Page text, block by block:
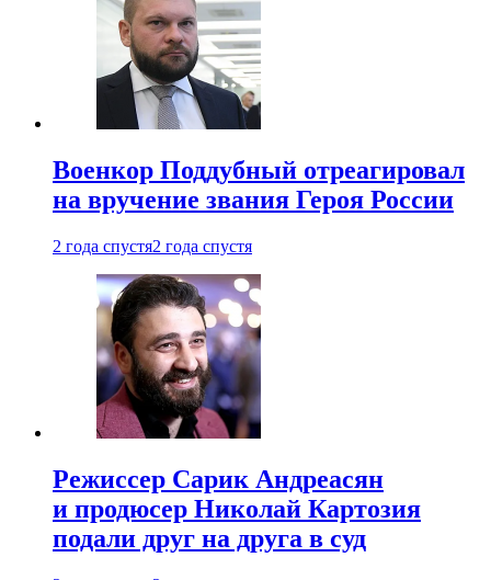
Военкор Поддубный отреагировал
на вручение звания Героя России
2 года спустя2 года спустя
Режиссер Сарик Андреасян
и продюсер Николай Картозия
подали друг на друга в суд